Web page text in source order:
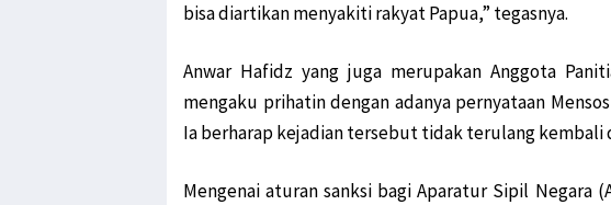
bisa diartikan menyakiti rakyat Papua,” tegasnya.
Anwar Hafidz yang juga merupakan Anggota
mengaku prihatin dengan adanya pernyataan
Ia berharap kejadian tersebut tidak terulang kembali
Mengenai aturan sanksi bagi Aparatur Sipil Negara